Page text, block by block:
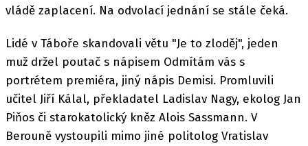
vládě zaplacení. Na odvolací jednání se stále čeká.
Lidé v Táboře skandovali větu "Je to zloděj", jeden
muž držel poutač s nápisem Odmítám vás s
portrétem premiéra, jiný nápis Demisi. Promluvili
učitel Jiří Kálal, překladatel Ladislav Nagy, ekolog Jan
Piňos či starokatolický kněz Alois Sassmann. V
Berouně vystoupili mimo jiné politolog Vratislav